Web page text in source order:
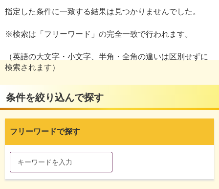
指定した条件に一致する結果は見つかりませんでした。
※検索は「フリーワード」の完全一致で行われます。
（英語の大文字・小文字、半角・全角の違いは区別せずに
検索されます）
条件を絞り込んで探す
フリーワードで探す